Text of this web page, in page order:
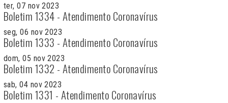
ter, 07 nov 2023
Boletim 1334 - Atendimento Coronavírus
seg, 06 nov 2023
Boletim 1333 - Atendimento Coronavírus
dom, 05 nov 2023
Boletim 1332 - Atendimento Coronavírus
sab, 04 nov 2023
Boletim 1331 - Atendimento Coronavírus